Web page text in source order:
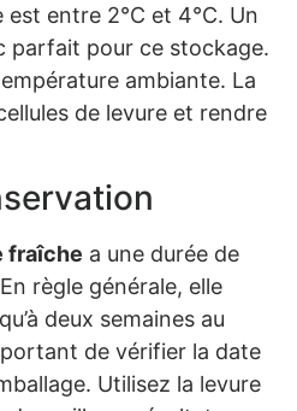
entre 2°C et 4°C. Un
parfait pour ce stockage.
ambiante. La
de levure et rendre
fraîche a une durée de
règle générale, elle
deux semaines au
de vérifier la date
Utilisez la levure